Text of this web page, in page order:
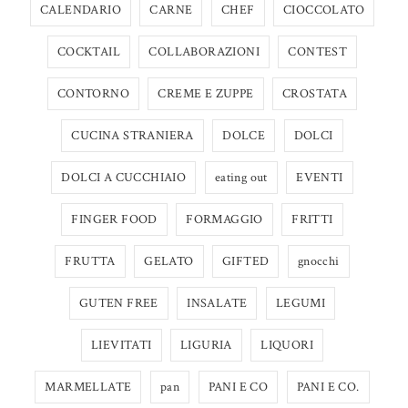
CALENDARIO CARNE CHEF CIOCCOLATO
COCKTAIL COLLABORAZIONI CONTEST
CONTORNO CREME E ZUPPE CROSTATA
CUCINA STRANIERA DOLCE DOLCI
DOLCI A CUCCHIAIO eating out EVENTI
FINGER FOOD FORMAGGIO FRITTI
FRUTTA GELATO GIFTED gnocchi
GUTEN FREE INSALATE LEGUMI
LIEVITATI LIGURIA LIQUORI
MARMELLATE pan PANI E CO PANI E CO.